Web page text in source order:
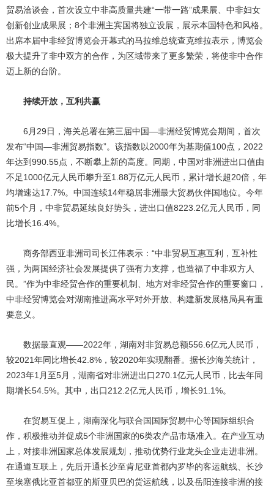
贸易洽谈会，首次设立中非高质量共建“一带一路”成果展、中非妇女
创新创业成果展；8个非洲主宾国将独立设展，展示本国特色和风格。
出席本届中非经贸博览会开幕式的马拉维总统查克维拉表示，博览会
极大提升了非中双方的合作，为区域带来了更多繁荣，将使非中合作
迈上新的台阶。
持续开放，互利共赢
6月29日，海关总署在第三届中国—非洲经贸博览会期间，首次
发布“中国—非洲贸易指数”。该指数以2000年为基期值100点，2022
年达到990.55点，不断攀上新的高度。同期，中国对非洲进出口值由
不足1000亿元人民币攀升至1.88万亿元人民币，累计增长超20倍，年
均增速达17.7%。中国连续14年稳居非洲最大贸易伙伴国地位。今年
前5个月，中非贸易延续良好势头，进出口值8223.2亿元人民币，同
比增长16.4%。
商务部西亚非洲司司长江伟表示：“中非贸易互惠互利，互补性
强，为两国经济社会发展提供了强有力支撑，也造福了中非双方人
民。”作为中非经贸合作的重要机制、地方对非经贸合作的重要窗口，
中非经贸博览会对湖南推进高水平对外开放、构建新发展格局具有重
要意义。
数据最直观——2022年，湖南对非贸易总额556.6亿元人民币，
较2021年同比增长42.8%，较2020年实现翻番。据长沙海关统计，
2023年1月至5月，湖南省对非洲进出口270.1亿元人民币，比去年同
期增长54.5%。其中，出口212.2亿元人民币，增长91.1%。
在贸易互促上，湖南深化与联合国国际贸易中心等国际组织合
作，积极推动并促成5个非洲国家的6类农产品市场准入。在产业互动
上，对接非洲国家总体发展规划，推动优势行业龙头企业走进非洲。
在通道互联上，先后开通长沙至肯尼亚首都内罗毕的客运航线、长沙
至埃塞俄比亚首都亚的斯亚贝巴的货运航线，以及岳阳连接非洲的接